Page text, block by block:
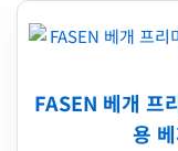
FASEN 베개 프
용